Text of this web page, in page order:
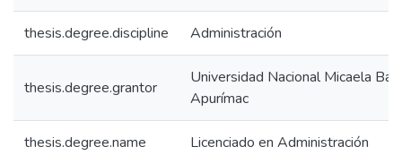
thesis.degree.discipline Administración
thesis.degree.grantor
Universidad Nacional Micaela
Apurímac
thesis.degree.name Licenciado en Administración